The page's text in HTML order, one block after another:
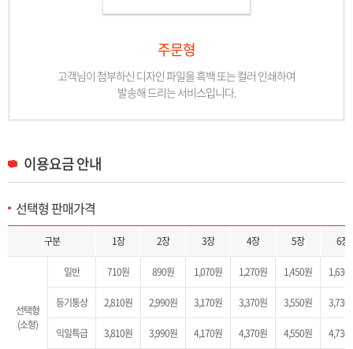
주문형
고객님이 첨부하신 디자인 파일을 흑백 또는 컬러 인쇄하여
발송해 드리는 서비스입니다.
이용요금 안내
선택형 판매가격
선택형 판매가격 목록으로 구분(선택형(소형)-일반/등기통상/익일특급/준등기), 1장~6장 판매가격을 제공합니다.
구분 1장 2장 3장 4장 5장 6장
선택형
(소형)
일반 710원 890원 1,070원 1,270원 1,450원 1,630
등기통상 2,810원 2,990원 3,170원 3,370원 3,550원 3,730
익일특급 3,810원 3,990원 4,170원 4,370원 4,550원 4,730